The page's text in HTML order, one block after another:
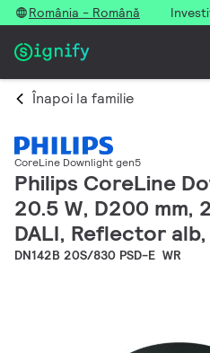
România - Română
Înapoi la familie
CoreLine Downlight gen5
Philips CoreLine
20.5 W, D200 mm,
DALI, Reflector
DN142B 20S/830 PSD-E WR